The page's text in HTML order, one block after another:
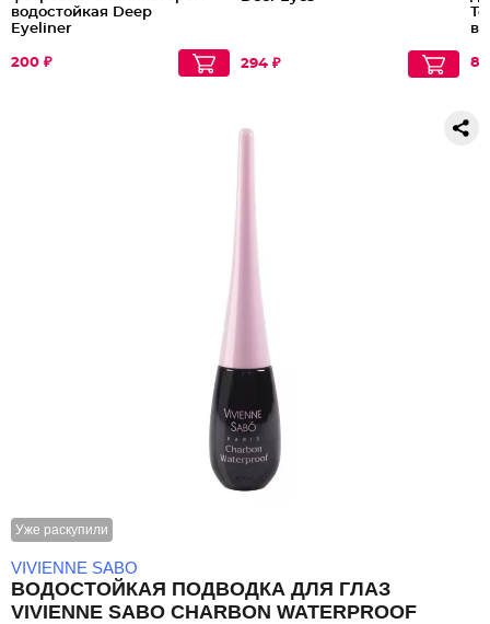
водостойкая Deep
Eyeliner
200 ₽ 294 ₽
Уже раскупили
VIVIENNE SABO
ВОДОСТОЙКАЯ ПОДВОДКА ДЛЯ ГЛАЗ
VIVIENNE SABO CHARBON WATERPROOF